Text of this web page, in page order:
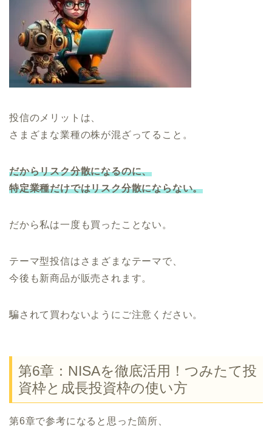
投信のメリットは、
さまざまな業種の株が混ざってること。
だからリスク分散になるのに、
特定業種だけではリスク分散にならない。
だから私は一度も買ったことない。
テーマ型投信はさまざまなテーマで、
今後も新商品が販売されます。
騙されて買わないようにご注意ください。
第6章：NISAを徹底活用！つみたて投
資枠と成長投資枠の使い方
第6章で参考になると思った箇所、